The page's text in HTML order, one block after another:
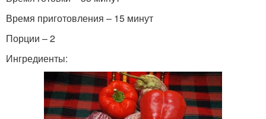
Время приготовления – 15 минут
Порции – 2
Ингредиенты: